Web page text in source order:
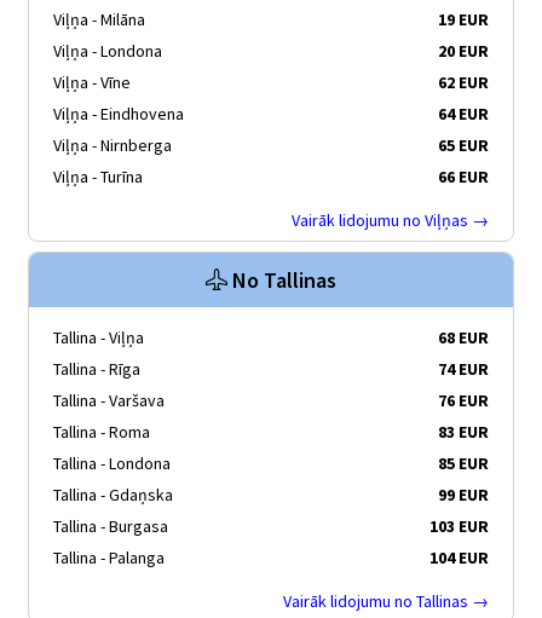
Viļņa - Milāna
19 EUR
Viļņa - Londona
20 EUR
Viļņa - Vīne
62 EUR
Viļņa - Eindhovena
64 EUR
Viļņa - Nirnberga
65 EUR
Viļņa - Turīna
66 EUR
Vairāk lidojumu no Viļņas →
No Tallinas
Tallina - Viļņa
68 EUR
Tallina - Rīga
74 EUR
Tallina - Varšava
76 EUR
Tallina - Roma
83 EUR
Tallina - Londona
85 EUR
Tallina - Gdaņska
99 EUR
Tallina - Burgasa
103 EUR
Tallina - Palanga
104 EUR
Vairāk lidojumu no Tallinas →